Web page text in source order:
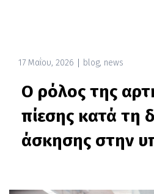
17 Μαΐου, 2026 blog, news
O ρόλος της
πίεσης κατά τη
άσκησης στην